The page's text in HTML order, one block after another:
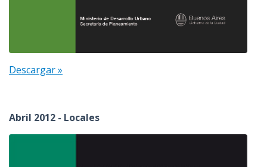
Descargar »
Abril 2012 - Locales